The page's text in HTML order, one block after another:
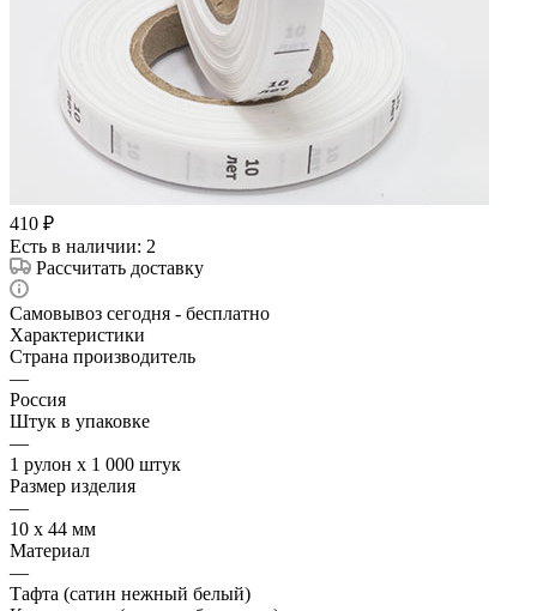
410 ₽
Есть в наличии: 2
Рассчитать доставку
Самовывоз сегодня - бесплатно
Характеристики
Страна производитель
—
Россия
Штук в упаковке
—
1 рулон х 1 000 штук
Размер изделия
—
10 х 44 мм
Материал
—
Тафта (сатин нежный белый)